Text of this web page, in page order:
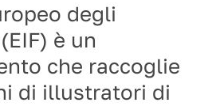
degli
è un
che raccoglie
di illustratori di